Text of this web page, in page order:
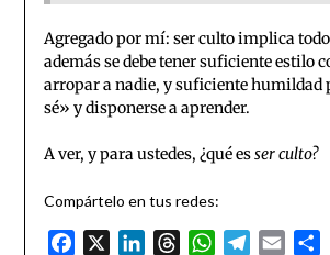
Agregado por mí: ser culto implica
además se debe tener suficiente estilo
arropar a nadie, y suficiente humildad
sé» y disponerse a aprender.
A ver, y para ustedes, ¿qué esser culto?
Compártelo en tus redes:
Facebook LinkedInThreadsWhatsAppTelegram
Email